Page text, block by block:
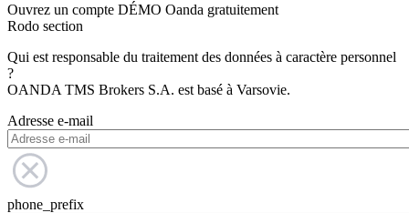
Ouvrez un compte DÉMO Oanda gratuitement
Rodo section
Qui est responsable du traitement des données à caractère personnel
?
OANDA TMS Brokers S.A. est basé à Varsovie.
Adresse e-mail
phone_prefix